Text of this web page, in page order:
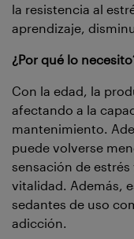
la resistencia al
aprendizaje,
¿Por qué lo
Con la edad, la
afectando a la
mantenimiento.
puede volverse
sensación de
vitalidad. Además,
sedantes de uso
adicción.